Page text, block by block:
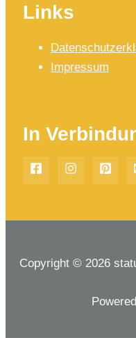
Links
Impressum
In
Copyright © 2026